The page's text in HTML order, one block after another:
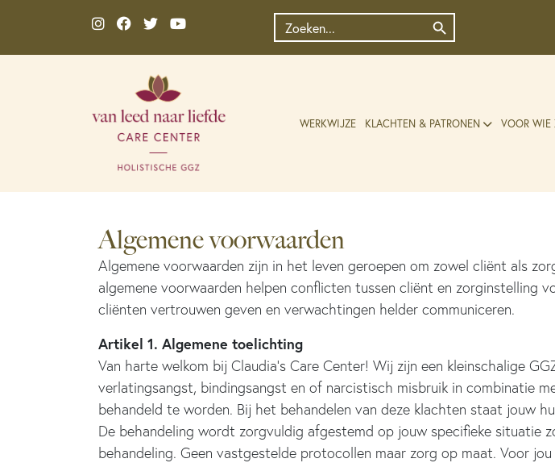
Zoek
naar:
Zoekknop
WERKWIJZE KLACHTEN & PATRONEN VOOR WIE
Algemene voorwaarden
Algemene voorwaarden zijn in het leven geroepen om zowel cliënt als
algemene voorwaarden helpen conflicten tussen cliënt en zorginstelling
cliënten vertrouwen geven en verwachtingen helder communiceren.
Artikel 1. Algemene toelichting
Van harte welkom bij Claudia’s Care Center! Wij zijn een kleinschalige
verlatingsangst, bindingsangst en of narcistisch misbruik in combinatie
behandeld te worden. Bij het behandelen van deze klachten staat jouw
De behandeling wordt zorgvuldig afgestemd op jouw specifieke situatie
behandeling. Geen vastgestelde protocollen maar zorg op maat. Voor